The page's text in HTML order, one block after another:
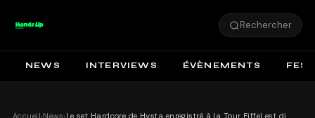
Rechercher
NEWS INTERVIEWS ÉVÈNEMENTS
Accueil›News› Le set Hardcore de Hysta enregistré à la Tour Eiffel est dispo